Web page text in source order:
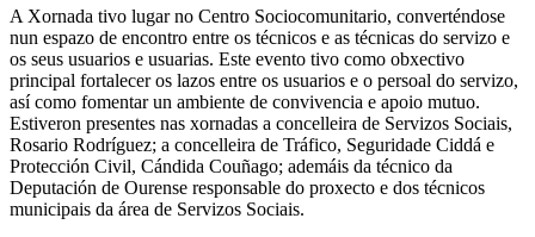
A Xornada tivo lugar no Centro Sociocomunitario, converténdose
nun espazo de encontro entre os técnicos e as técnicas do servizo e
os seus usuarios e usuarias. Este evento tivo como obxectivo
principal fortalecer os lazos entre os usuarios e o persoal do servizo,
así como fomentar un ambiente de convivencia e apoio mutuo.
Estiveron presentes nas xornadas a concelleira de Servizos Sociais,
Rosario Rodríguez; a concelleira de Tráfico, Seguridade Ciddá e
Protección Civil, Cándida Couñago; ademáis da técnico da
Deputación de Ourense responsable do proxecto e dos técnicos
municipais da área de Servizos Sociais.